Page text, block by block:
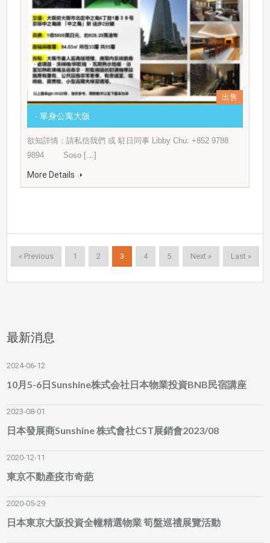
出售
- 單身公寓大阪
欲知詳情：請私信我們 或 駐日同事 Libby Chu: +852 9788
9894 Soso […]
More Details
« Previous 1 2 3 4 5 Next » Last »
最新消息
2024-06-12
10月5-6日Sunshine株式会社日本物業投資BNB民宿講座
2023-08-01
日本發展商Sunshine 株式會社CST展銷會2023/08
2020-12-11
東京不動產疫市奇葩
2020-05-29
日本東京大阪投資全幢精選物業 筍盤巡禮展覽活動